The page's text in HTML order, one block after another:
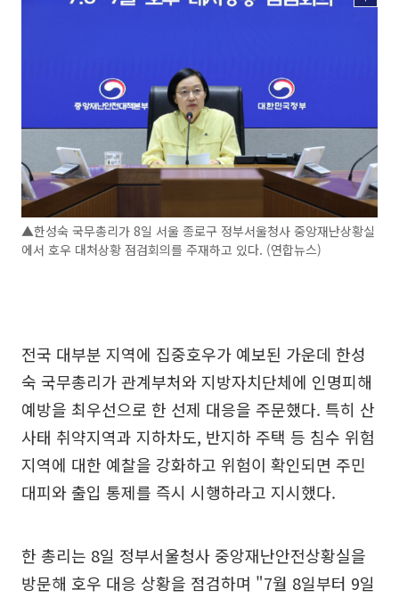
▲한성숙 국무총리가 8일 서울 종로구 정부서울청사 중앙재난상황실
에서 호우 대처상황 점검회의를 주재하고 있다. (연합뉴스)
전국 대부분 지역에 집중호우가 예보된 가운데 한성
숙 국무총리가 관계부처와 지방자치단체에 인명피해
예방을 최우선으로 한 선제 대응을 주문했다. 특히 산
사태 취약지역과 지하차도, 반지하 주택 등 침수 위험
지역에 대한 예찰을 강화하고 위험이 확인되면 주민
대피와 출입 통제를 즉시 시행하라고 지시했다.
한 총리는 8일 정부서울청사 중앙재난안전상황실을
방문해 호우 대응 상황을 점검하며 "7월 8일부터 9일